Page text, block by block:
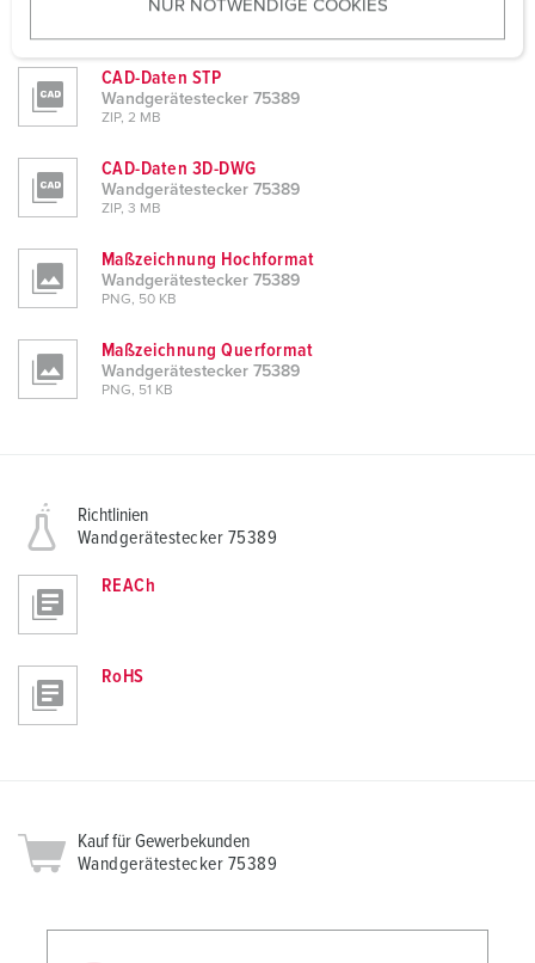
w
a
h
l
NUR NOTWENDIGE COOKIES
Wandgerätestecker 75389
CAD-Daten STP
Wandgerätestecker 75389
ZIP, 2 MB
CAD-Daten 3D-DWG
Wandgerätestecker 75389
ZIP, 3 MB
Maßzeichnung Hochformat
Wandgerätestecker 75389
PNG, 50 KB
Maßzeichnung Querformat
Wandgerätestecker 75389
PNG, 51 KB
Richtlinien
Wandgerätestecker 75389
REACh
RoHS
Kauf für Gewerbekunden
Wandgerätestecker 75389